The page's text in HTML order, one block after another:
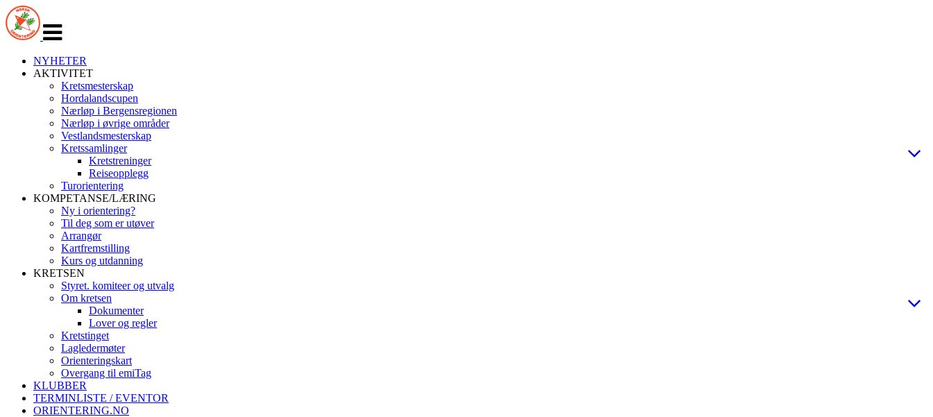
navigasjon
NYHETER
AKTIVITET
Kretsmesterskap
Hordalandscupen
Nærløp i Bergensregionen
Nærløp i øvrige områder
Vestlandsmesterskap
Kretssamlinger
Kretstreninger
Reiseopplegg
Turorientering
KOMPETANSE/LÆRING
Ny i orientering?
Til deg som er utøver
Arrangør
Kartfremstilling
Kurs og utdanning
KRETSEN
Styret. komiteer og utvalg
Om kretsen
Dokumenter
Lover og regler
Kretstinget
Lagledermøter
Orienteringskart
Overgang til emiTag
KLUBBER
TERMINLISTE / EVENTOR
ORIENTERING.NO